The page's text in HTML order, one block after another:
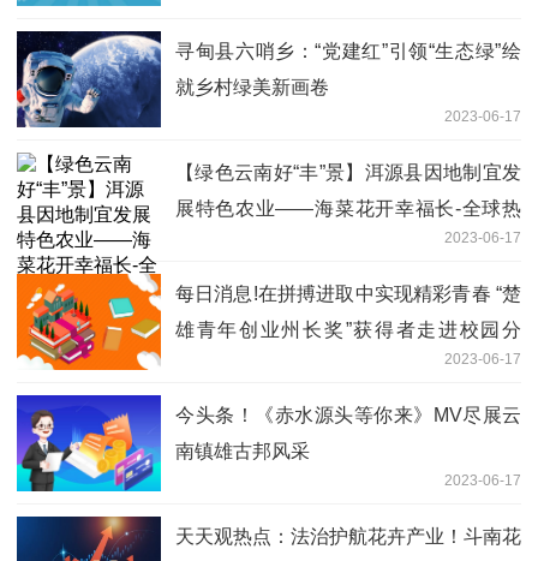
寻甸县六哨乡：“党建红”引领“生态绿”绘
就乡村绿美新画卷
2023-06-17
【绿色云南好“丰”景】洱源县因地制宜发
展特色农业——海菜花开幸福长-全球热
2023-06-17
每日消息!在拼搏进取中实现精彩青春 “楚
雄青年创业州长奖”获得者走进校园分
2023-06-17
今头条！《赤水源头等你来》MV尽展云
南镇雄古邦风采
2023-06-17
天天观热点：法治护航花卉产业！斗南花